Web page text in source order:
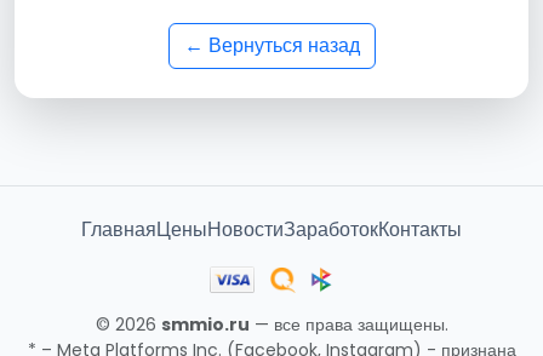
← Вернуться назад
ГлавнаяЦеныНовостиЗаработокКонтакты
© 2026 smmio.ru — все права защищены.
* – Meta Platforms Inc. (Facebook, Instagram) - признана